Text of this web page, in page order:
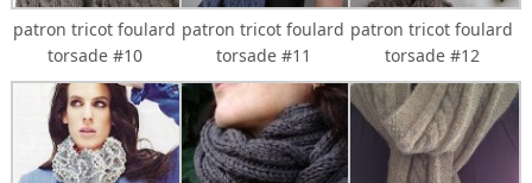
patron tricot foulard
torsade #10
patron tricot foulard
torsade #11
patron tricot foulard
torsade #12